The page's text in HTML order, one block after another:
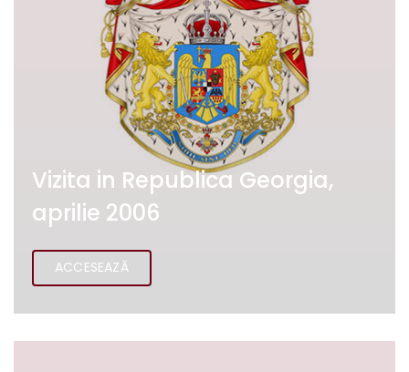
Vizita in Republica Georgia,
aprilie 2006
ACCESEAZĂ